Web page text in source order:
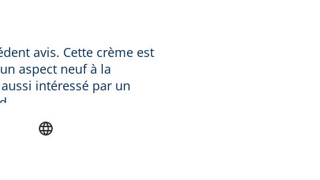
avis. Cette crème est
aspect neuf à la
intéressé par un